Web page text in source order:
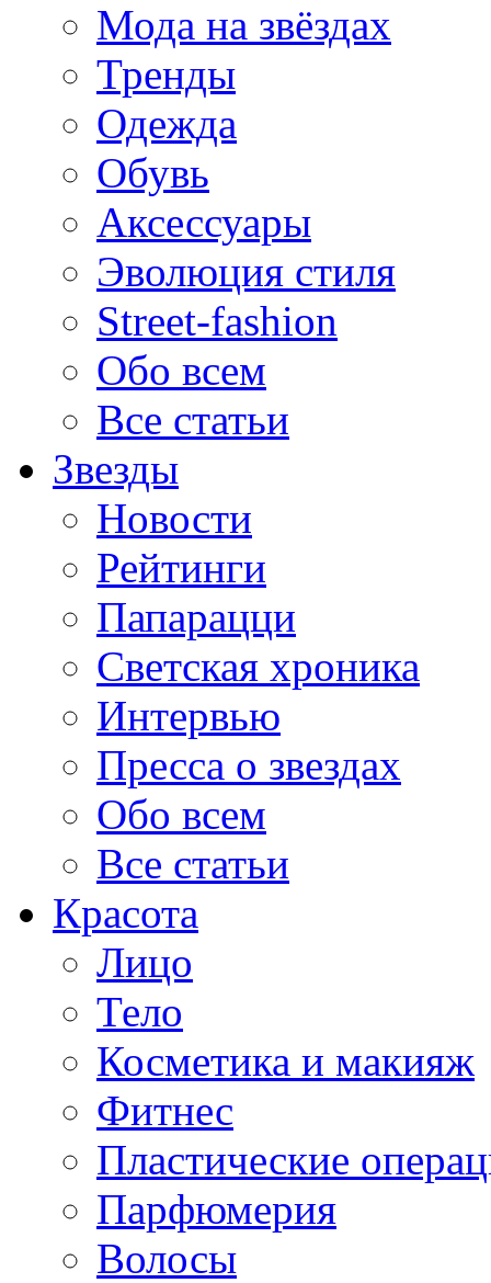
Мода на звёздах
Тренды
Одежда
Обувь
Аксессуары
Эволюция стиля
Street-fashion
Обо всем
Все статьи
Звезды
Новости
Рейтинги
Папарацци
Светская хроника
Интервью
Пресса о звездах
Обо всем
Все статьи
Красота
Лицо
Тело
Косметика и макияж
Фитнес
Пластические
Парфюмерия
Волосы